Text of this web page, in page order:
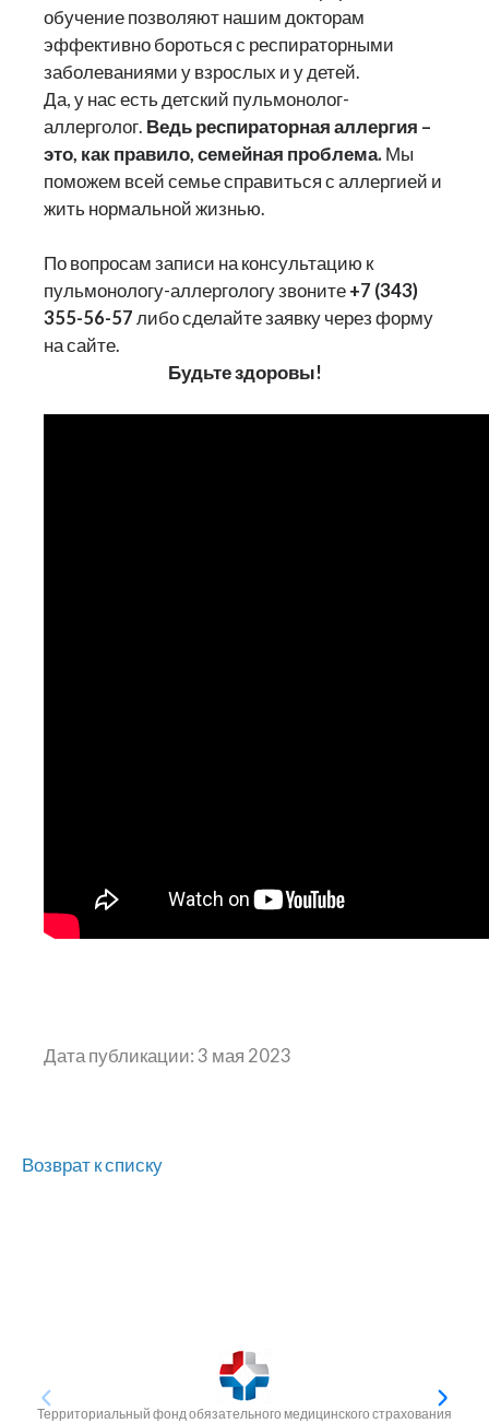
обучение позволяют нашим докторам
эффективно бороться с респираторными
заболеваниями у взрослых и у детей.
Да, у нас есть детский пульмонолог-
аллерголог. Ведь респираторная аллергия –
это, как правило, семейная проблема. Мы
поможем всей семье справиться с аллергией и
жить нормальной жизнью.
По вопросам записи на консультацию к
пульмонологу-аллергологу звоните +7 (343)
355-56-57 либо сделайте заявку через форму
на сайте.
Будьте здоровы!
Дата публикации: 3 мая 2023
Возврат к списку
Территориальный фонд обязательного медицинского страхования